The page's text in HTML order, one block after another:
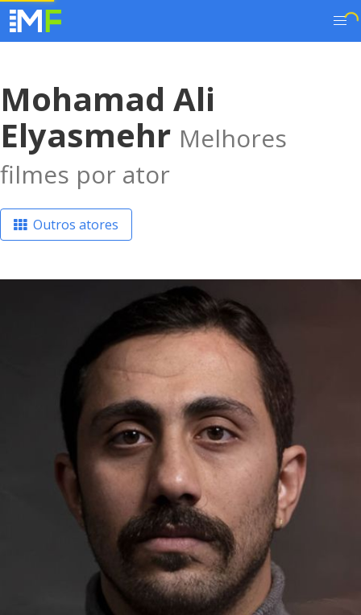
Mohamad Ali
Elyasmehr Melhores
filmes por ator
Outros atores